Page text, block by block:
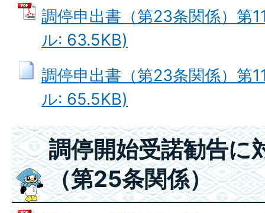
調停申出書（第23条関係）第
ル: 63.5KB)
調停申出書（第23条関係）第
ル: 65.5KB)
調停開始受諾勧告に
（第25条関係）